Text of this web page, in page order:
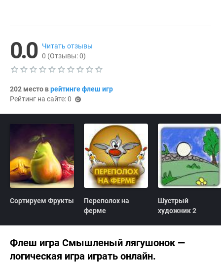
0.0
Читать отзывы
0 (Отзывы:0)
е
к
у
я
н
к
а
0
.
0
202 место врейтинге флеш игр
Рейтинг на сайте: 0
Сортируем Фрукты
Переполох на
ферме
Шустрый
художник 2
Флеш игра Смышленый лягушонок —
логическая игра играть онлайн.